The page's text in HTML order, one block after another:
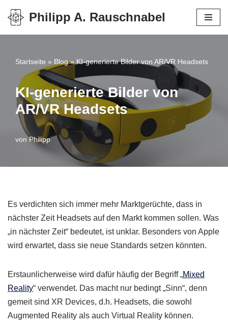
Zum
Philipp A. Rauschnabel
Startseite » Blog» KI-generierte Bilder von AR/VR Headsets
KI-generierte Bilder von
AR/VR Headsets
vonPhilipp
Es verdichten sich immer mehr Marktgerüchte, dass in
nächster Zeit Headsets auf den Markt kommen sollen. Was
„in nächster Zeit“ bedeutet, ist unklar. Besonders von Apple
wird erwartet, dass sie neue Standards setzen könnten.
Erstaunlicherweise wird dafür häufig der Begriff „Mixed
Reality“ verwendet. Das macht nur bedingt „Sinn“, denn
gemeit sind XR Devices, d.h. Headsets, die sowohl
Augmented Reality als auch Virtual Reality können.